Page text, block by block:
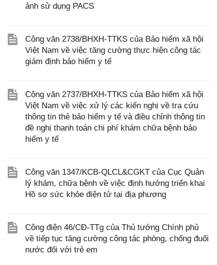
ảnh sử dụng PACS
Công văn 2738/BHXH-TTKS của Bảo hiểm xã hội
Việt Nam về việc tăng cường thực hiện công tác
giám định bảo hiểm y tế
Công văn 2737/BHXH-TTKS của Bảo hiểm xã hội
Việt Nam về việc xử lý các kiến nghị về tra cứu
thông tin thẻ bảo hiểm y tế và điều chỉnh thông tin
đề nghị thanh toán chi phí khám chữa bệnh bảo
hiểm y tế
Công văn 1347/KCB-QLCL&CGKT của Cục Quản
lý khám, chữa bệnh về việc định hướng triển khai
Hồ sơ sức khỏe điện tử tại địa phương
Công điện 46/CĐ-TTg của Thủ tướng Chính phủ
về tiếp tục tăng cường công tác phòng, chống đuối
nước đối với trẻ em